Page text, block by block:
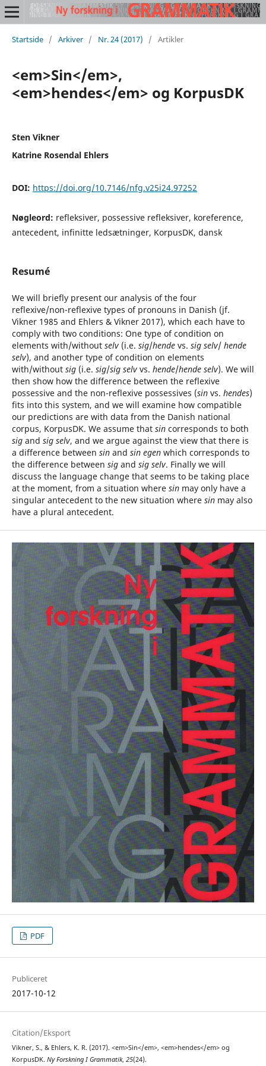
Startside / Arkiver / Nr. 24 (2017) / Artikler
<em>Sin</em>,
<em>hendes</em> og KorpusDK
Sten Vikner
Katrine Rosendal Ehlers
DOI: https://doi.org/10.7146/nfg.v25i24.97252
Nøgleord: refleksiver, possessive refleksiver, koreference,
antecedent, infinitte ledsætninger, KorpusDK, dansk
Resumé
We will briefly present our analysis of the four
reflexive/non-reflexive types of pronouns in Danish (jf.
Vikner 1985 and Ehlers & Vikner 2017), which each have to
comply with two conditions: One type of condition on
elements with/without selv(i.e. sig/hendevs. sig selv/ hende
selv), and another type of condition on elements
with/without sig(i.e. sig/sig selvvs. hende/hende selv). We will
then show how the difference between the reflexive
possessive and the non-reflexive possessives (sinvs. hendes)
fits into this system, and we will examine how compatible
our predictions are with data from the Danish national
corpus, KorpusDK. We assume that sincorresponds to both
sigand sig selv, and we argue against the view that there is
a difference between sinand sin egenwhich corresponds to
the difference between sigand sig selv. Finally we will
discuss the language change that seems to be taking place
at the moment, from a situation where sinmay only have a
singular antecedent to the new situation where sinmay also
have a plural antecedent.
PDF
Publiceret
2017-10-12
Citation/Eksport
Vikner, S., & Ehlers, K. R. (2017). <em>Sin</em>, <em>hendes</em> og
KorpusDK. Ny Forskning I Grammatik, 25(24).